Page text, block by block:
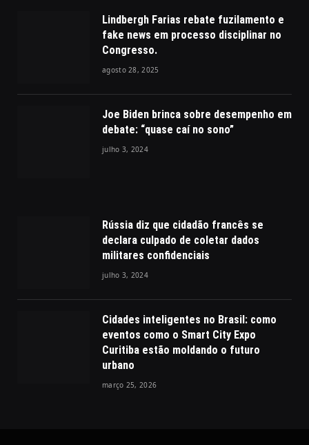
Lindbergh Farias rebate fuzilamento e
fake news em processo disciplinar no
Congresso.
agosto 28, 2025
Joe Biden brinca sobre desempenho em
debate: “quase caí no sono”
julho 3, 2024
Rússia diz que cidadão francês se
declara culpado de coletar dados
militares confidenciais
julho 3, 2024
Cidades inteligentes no Brasil: como
eventos como o Smart City Expo
Curitiba estão moldando o futuro
urbano
março 25, 2026